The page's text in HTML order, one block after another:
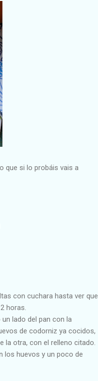
que si lo probáis vais a
con cuchara hasta ver que
horas.
lado del pan con la
de codorniz ya cocidos,
la otra, con el relleno citado.
los huevos y un poco de